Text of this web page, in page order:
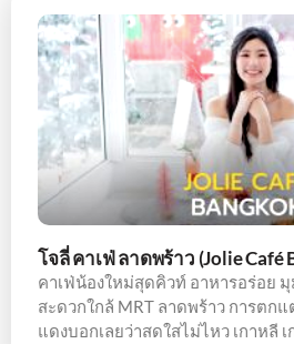
โจลี่ คาเฟ่ ลาดพร้าว (Jolie Café
คาเฟ่น้องใหม่สุดคิวท์ อาหารอร่อย มุ
สะดวกใกล้ MRT ลาดพร้าว การตก
แดงบอกเลยว่าสดใสไม่ไหว เกาหลี เ